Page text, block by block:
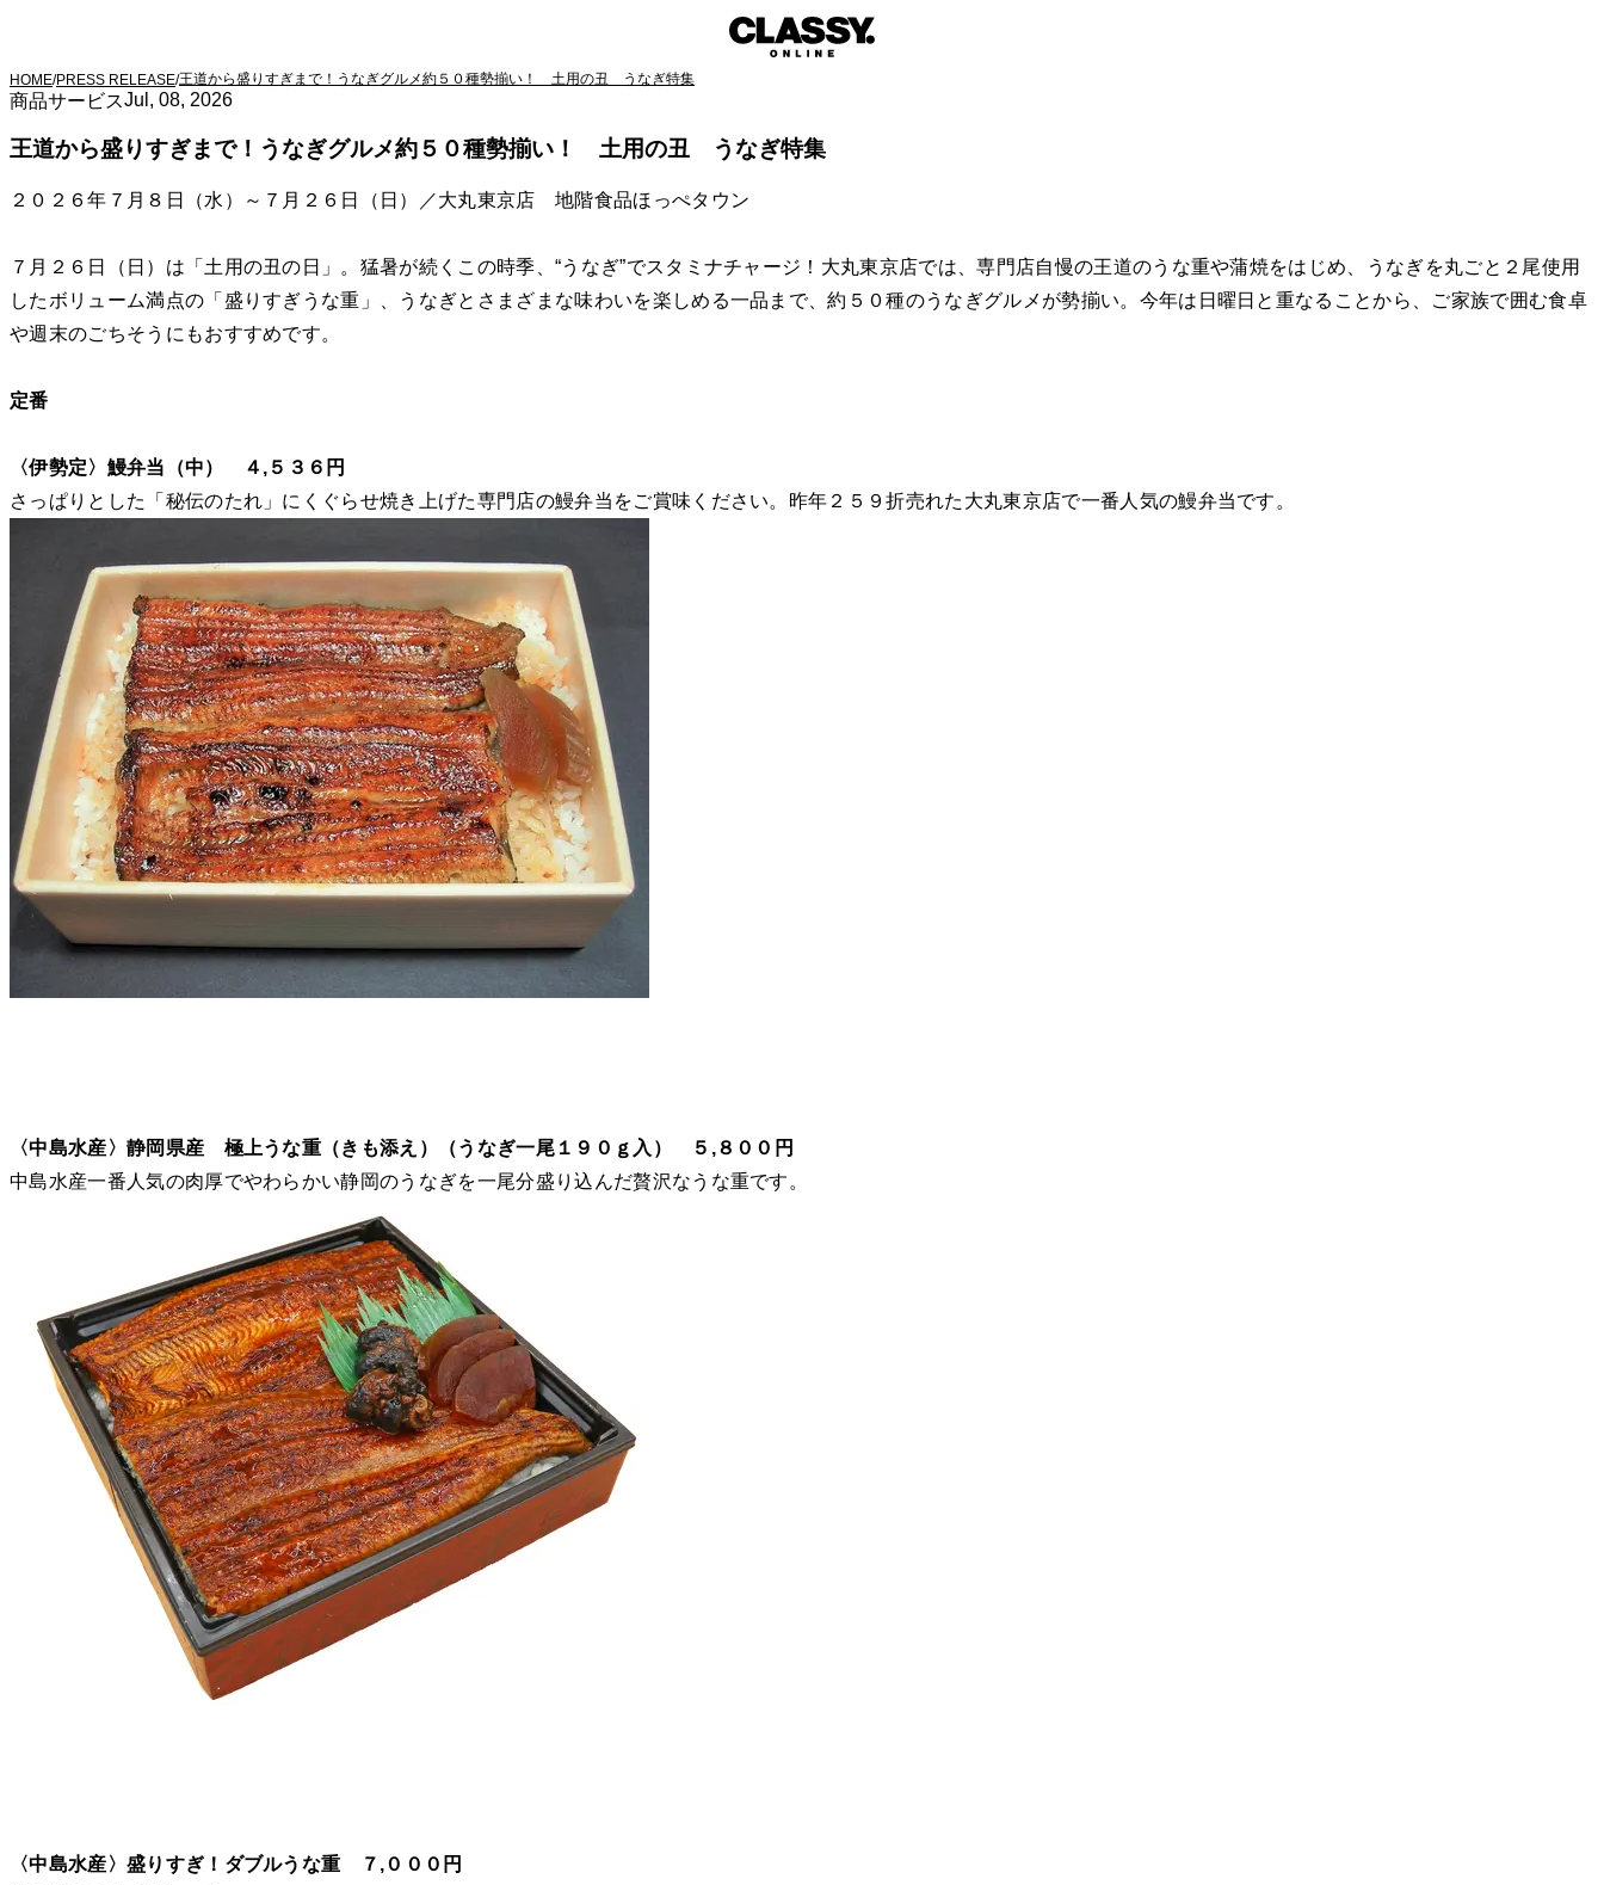
HOME/PRESS RELEASE/王道から盛りすぎまで！うなぎグルメ約５０種勢揃い！ 土用の丑 うなぎ特集
商品サービスJul, 08, 2026
王道から盛りすぎまで！うなぎグルメ約５０種勢揃い！ 土用の丑 うなぎ特集
２０２６年７月８日（水）～７月２６日（日）／大丸東京店 地階食品ほっぺタウン
７月２６日（日）は「土用の丑の日」。猛暑が続くこの時季、“うなぎ”でスタミナチャージ！大丸東京店では、専門店自慢の王道のうな重や蒲焼をはじめ、うなぎを丸ごと２尾使用
したボリューム満点の「盛りすぎうな重」、うなぎとさまざまな味わいを楽しめる一品まで、約５０種のうなぎグルメが勢揃い。今年は日曜日と重なることから、ご家族で囲む食卓
や週末のごちそうにもおすすめです。
定番
〈伊勢定〉鰻弁当（中） ４,５３６円
さっぱりとした「秘伝のたれ」にくぐらせ焼き上げた専門店の鰻弁当をご賞味ください。昨年２５９折売れた大丸東京店で一番人気の鰻弁当です。
〈中島水産〉静岡県産 極上うな重（きも添え）（うなぎ一尾１９０ｇ入） ５,８００円
中島水産一番人気の肉厚でやわらかい静岡のうなぎを一尾分盛り込んだ贅沢なうな重です。
〈中島水産〉盛りすぎ！ダブルうな重 ７,０００円